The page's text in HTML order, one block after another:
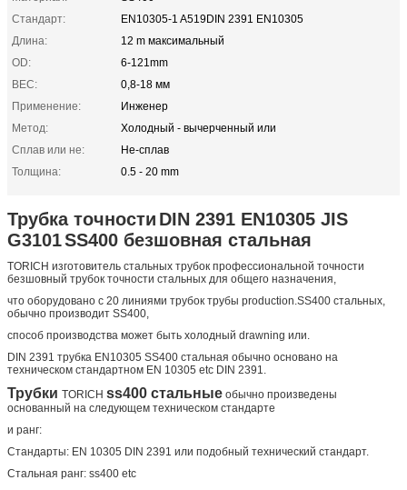
Стандарт:
EN10305-1 A519DIN 2391 EN10305
Длина:
12 m максимальный
OD:
6-121mm
ВЕС:
0,8-18 мм
Применение:
Инженер
Метод:
Холодный - вычерченный или
Сплав или не:
Не-сплав
Толщина:
0.5 - 20 mm
Трубка точности DIN 2391 EN10305 JIS
G3101SS400 безшовная стальная
TORICH изготовитель стальных трубок профессиональной точности
безшовный трубок точности стальных для общего назначения,
что оборудовано с 20 линиями трубок трубы production.SS400 стальных,
обычно производит SS400,
способ производства может быть холодный drawning или.
DIN 2391 трубка EN10305 SS400 стальная обычно основано на
техническом стандартном EN 10305 etc DIN 2391.
Трубки TORICH ss400 стальные обычно произведены
основанный на следующем техническом стандарте
и ранг:
Стандарты: EN 10305 DIN 2391 или подобный технический стандарт.
Стальная ранг: ss400 etc